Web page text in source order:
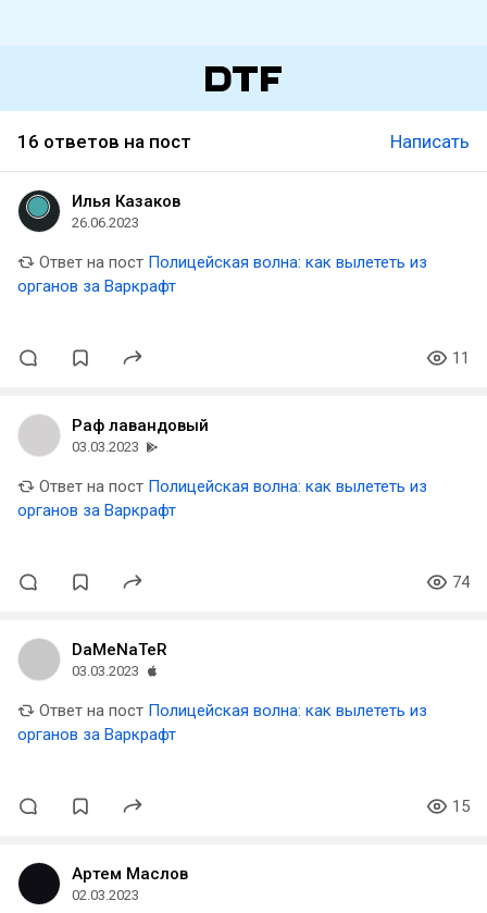
16 ответов на пост Написать
Илья Казаков
26.06.2023
Ответ на пост Полицейская волна: как вылететь из
органов за Варкрафт
11
Раф лавандовый
03.03.2023
Ответ на пост Полицейская волна: как вылететь из
органов за Варкрафт
74
DaMeNaTeR
03.03.2023
Ответ на пост Полицейская волна: как вылететь из
органов за Варкрафт
15
Артем Маслов
02.03.2023